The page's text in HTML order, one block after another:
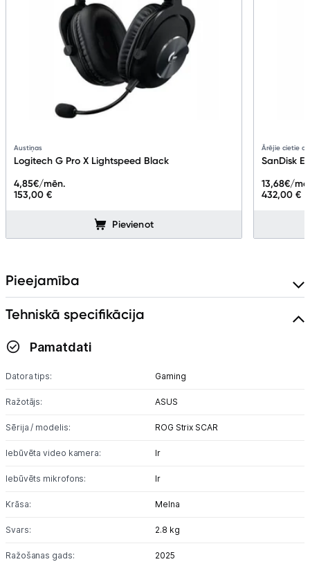
Austiņas
Logitech G Pro X Lightspeed Black
153,00 €
4,85€/mēn.
Pievienot
Ārējie cietie
SanDisk
432,00 €
13,68€/
Pieejamība
Tehniskā specifikācija
Pamatdati
Datora tips: Gaming
Ražotājs: ASUS
Sērija / modelis: ROG Strix SCAR
Iebūvēta video kamera: Ir
Iebūvēts mikrofons: Ir
Krāsa: Melna
Svars: 2.8 kg
Ražošanas gads: 2025